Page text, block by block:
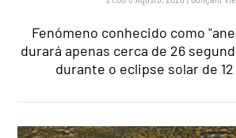
Fenómeno conhecido como
durará apenas cerca de 26
durante o eclipse solar de